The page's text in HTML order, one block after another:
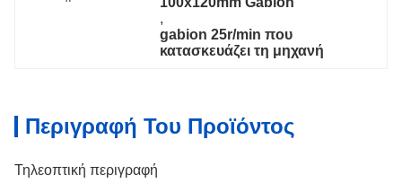
,
gabion 25r/min που
κατασκευάζει τη μηχανή
Περιγραφή Του Προϊόντος
Τηλεοπτική περιγραφή